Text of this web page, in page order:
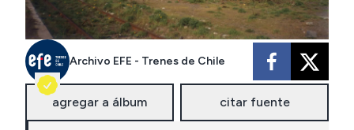
Archivo EFE - Trenes de Chile
agregar a álbum citar fuente